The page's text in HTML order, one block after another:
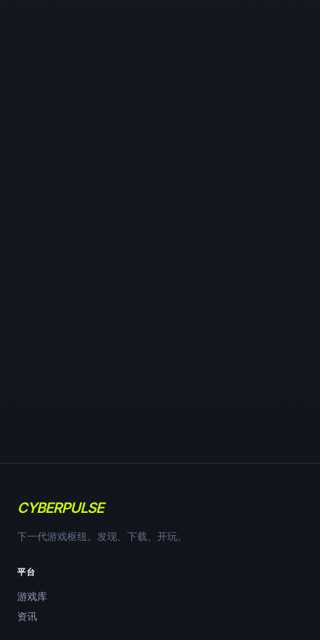
CYBERPULSE
下一代游戏枢纽。发现、下载、开玩。
平台
游戏库
资讯